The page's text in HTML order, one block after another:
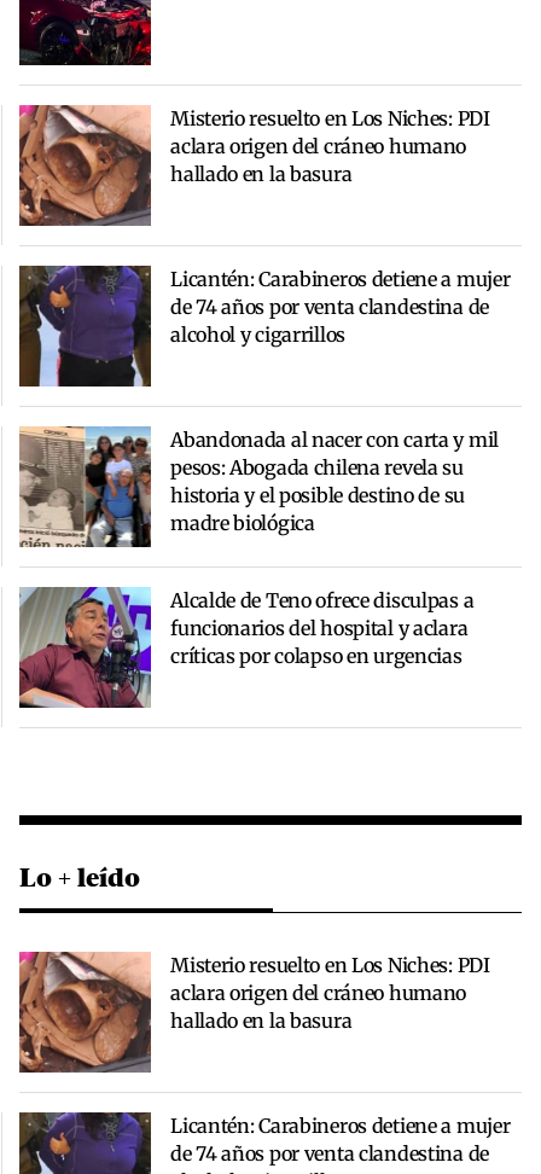
Misterio resuelto en Los Niches: PDI
aclara origen del cráneo humano
hallado en la basura
Licantén: Carabineros detiene a mujer
de 74 años por venta clandestina de
alcohol y cigarrillos
Abandonada al nacer con carta y mil
pesos: Abogada chilena revela su
historia y el posible destino de su
madre biológica
Alcalde de Teno ofrece disculpas a
funcionarios del hospital y aclara
críticas por colapso en urgencias
Lo + leído
Misterio resuelto en Los Niches: PDI
aclara origen del cráneo humano
hallado en la basura
Licantén: Carabineros detiene a mujer
de 74 años por venta clandestina de